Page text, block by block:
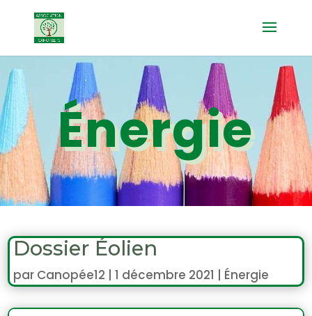
Énergie
Dossier Éolien
par Canopée12 |1 décembre 2021 | Énergie